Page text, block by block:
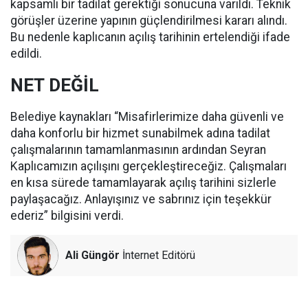
kapsamlı bir tadilat gerektiği sonucuna varıldı. Teknik
görüşler üzerine yapının güçlendirilmesi kararı alındı.
Bu nedenle kaplıcanın açılış tarihinin ertelendiği ifade
edildi.
NET DEĞİL
Belediye kaynakları “Misafirlerimize daha güvenli ve
daha konforlu bir hizmet sunabilmek adına tadilat
çalışmalarının tamamlanmasının ardından Seyran
Kaplıcamızın açılışını gerçekleştireceğiz. Çalışmaları
en kısa sürede tamamlayarak açılış tarihini sizlerle
paylaşacağız. Anlayışınız ve sabrınız için teşekkür
ederiz” bilgisini verdi.
Ali Güngör İnternet Editörü